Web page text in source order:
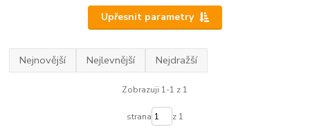
Upřesnit parametry
Nejnovější Nejlevnější Nejdražší
Zobrazuji 1-1 z 1
strana z 1